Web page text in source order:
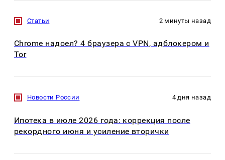
Статьи 2 минуты назад
Chrome надоел? 4 браузера с VPN, адблокером и
Tor
Новости России 4 дня назад
Ипотека в июле 2026 года: коррекция после
рекордного июня и усиление вторички